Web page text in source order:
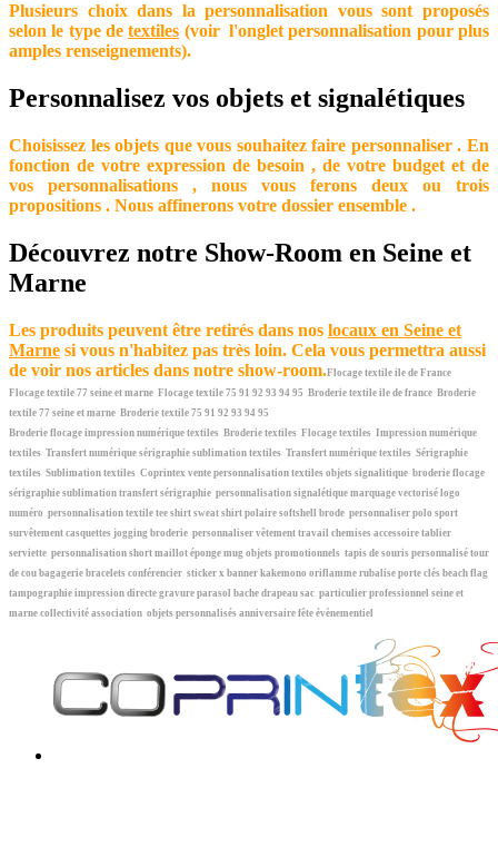
Plusieurs choix dans la personnalisation vous sont proposés
selon le type detextiles (voir l'onglet personnalisation pour plus
amples renseignements).
Personnalisez vos objets et signalétiques
Choisissez les objets que vous souhaitez faire personnaliser . En
fonction de votre expression de besoin , de votre budget et de
vos personnalisations , nous vous ferons deux ou trois
propositions . Nous affinerons votre dossier ensemble .
Découvrez notre Show-Room en Seine et
Marne
Les produits peuvent être retirés dans nos locaux en Seine et
Marne si vous n'habitez pas très loin. Cela vous permettra aussi
de voir nos articles dans notre show-room.Flocage textile ile de France
Flocage textile 77 seine et marne Flocage textile 75 91 92 93 94 95 Broderie textile ile de france Broderie
textile 77 seine et marne Broderie textile 75 91 92 93 94 95
Broderie flocage impression numérique textiles Broderie textiles Flocage textiles Impression numérique
textiles Transfert numérique sérigraphie sublimation textiles Transfert numérique textiles Sérigraphie
textiles Sublimation textiles Coprintex vente personnalisation textiles objets signalitique broderie flocage
sérigraphie sublimation transfert sérigraphie personnalisation signalétique marquage vectorisé logo
numéro personnalisation textile tee shirt sweat shirt polaire softshell brode personnaliser polo sport
survêtement casquettes jogging broderie personnaliser vêtement travail chemises accessoire tablier
serviette personnalisation short maillot éponge mug objets promotionnels tapis de souris personnalisé tour
de cou bagagerie bracelets conférencier sticker x banner kakemono oriflamme rubalise porte clés beach flag
tampographie impression directe gravure parasol bache drapeau sac particulier professionnel seine et
marne collectivité association objets personnalisés anniversaire fête évènementiel